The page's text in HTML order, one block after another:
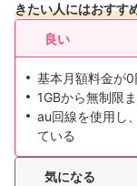
きたい人にはおすす
良い
基本月額料金が
1GBから無制限
au回線を使用し
ている
気になる